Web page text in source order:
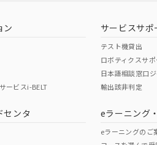
ン
ービスi-BELT
センタ
サービスサポ
テスト機貸出
ロボティクスサポ
日本語相談窓口
輸出該非判定
eラーニング
eラーニングのご